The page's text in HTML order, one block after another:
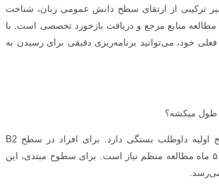
ترکیبی از ارتقای سطح دانش عمومی زبان، شناخت
مطالعه منابع مرجع و دریافت بازخورد تخصصی است. با
فعلی خود، می‌توانید برنامه‌ریزی دقیقی برای رسیدن به
این بازه زمانی به سطح اولیه داوطلب بستگی دارد. برای افراد در سطح B2
(نمره حدود ۶)، بین ۳ تا ۵ ماه مطالعه منظم نیاز است. برای سطوح مبتدی، این